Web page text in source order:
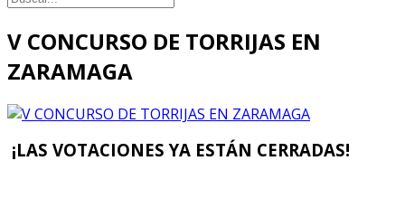
V CONCURSO DE TORRIJAS EN
ZARAMAGA
¡LAS VOTACIONES YA ESTÁN CERRADAS!